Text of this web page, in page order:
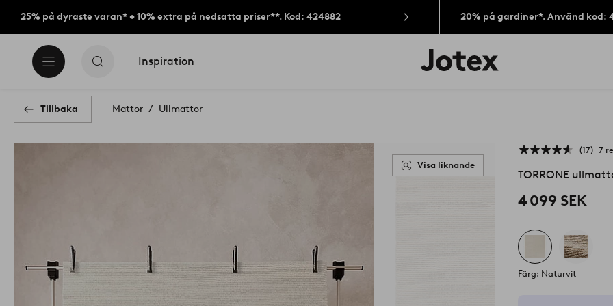
25% på dyraste varan* + 10% extra på nedsatta priser**. Kod: 424882 20% på gardiner*. Använd kod:
Inspiration
Jotex
logotyp
Tillbaka Mattor Ullmattor
Visa liknande
17 7
TORRONE
4 099 SEK
Färg: Naturvit